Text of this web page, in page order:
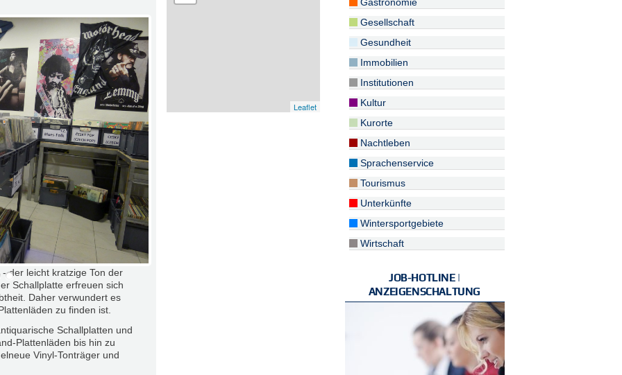
der leicht kratzige Ton der
Schallplatte erfreuen sich
Daher verwundert es
zu finden ist.
Schallplatten und
Plattenläden bis hin zu
Vinyl-Tonträger und
Leaflet
Gesellschaft
Gesundheit
Immobilien
Institutionen
Kultur
Kurorte
Nachtleben
Sprachenservice
Tourismus
Unterkünfte
Wintersportgebiete
Wirtschaft
JOB-HOTLINE |
ANZEIGENSCHALTUNG